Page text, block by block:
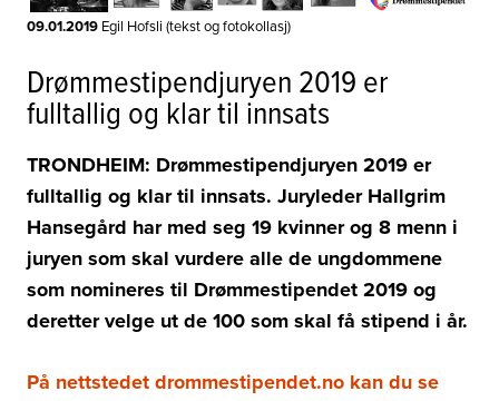
09.01.2019 Egil Hofsli (tekst og fotokollasj)
Drømmestipendjuryen 2019 er
fulltallig og klar til innsats
TRONDHEIM: Drømmestipendjuryen 2019 er
fulltallig og klar til innsats. Juryleder Hallgrim
Hansegård har med seg 19 kvinner og 8 menn i
juryen som skal vurdere alle de ungdommene
som nomineres til Drømmestipendet 2019 og
deretter velge ut de 100 som skal få stipend i år.
På nettstedet drommestipendet.no kan du se